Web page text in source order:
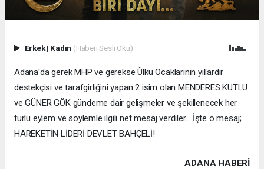
Erkek| Kadın (Haberi Sesli Oku)
Adana'da gerek MHP ve gerekse Ülkü Ocaklarının yıllardır
destekçisi ve tarafgirliğini yapan 2 isim olan MENDERES KUTLU
ve GÜNER GÖK gündeme dair gelişmeler ve şekillenecek her
türlü eylem ve söylemle ilgili net mesaj verdiler... İşte o mesaj;
HAREKETİN LİDERİ DEVLET BAHÇELİ!
ADANA HABERİ